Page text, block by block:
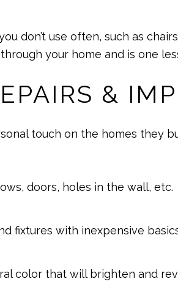
don’t use often, such as
your home and is one
&
touch on the homes they
doors, holes in the wall, etc.
fixtures with inexpensive
color that will brighten and